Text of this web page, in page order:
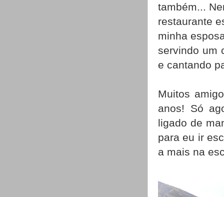
também...
restaurante
minha
servindo um
e cantando
Muitos
anos! Só
ligado de
para eu ir
a mais na